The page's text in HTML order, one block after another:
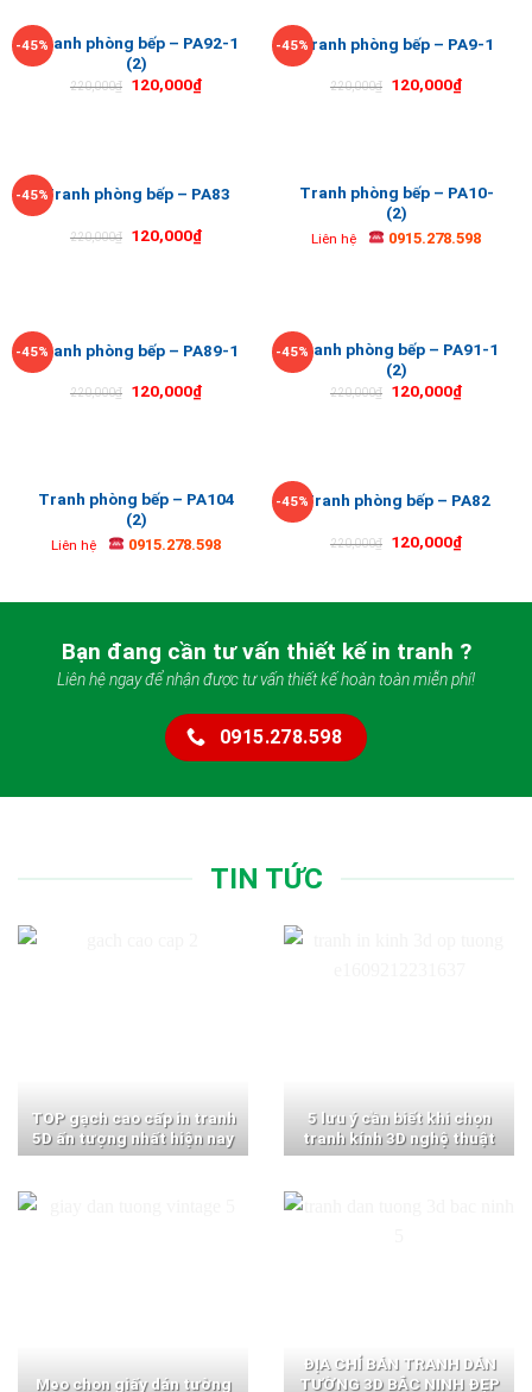
-45%Tranh phòng bếp – PA92-1
(2)
220,000₫ 120,000₫
-45%Tranh phòng bếp – PA9-1
220,000₫ 120,000₫
-45%Tranh phòng bếp – PA83
220,000₫ 120,000₫
Tranh phòng bếp – PA10-
(2)
Liên hệ 0915.278.598
-45%Tranh phòng bếp – PA89-1
220,000₫ 120,000₫
-45%Tranh phòng bếp – PA91-1
(2)
220,000₫ 120,000₫
Tranh phòng bếp – PA104
(2)
Liên hệ 0915.278.598
-45%Tranh phòng bếp – PA82
220,000₫ 120,000₫
Bạn đang cần tư vấn thiết kế in tranh ?
Liên hệ ngay để nhận được tư vấn thiết kế hoàn toàn miễn phí!
0915.278.598
TIN TỨC
TOP gạch cao cấp in tranh
5D ấn tượng nhất hiện nay
5 lưu ý cần biết khi chọn
tranh kính 3D nghệ thuật
Mẹo chọn giấy dán tường
ĐỊA CHỈ BÁN TRANH DÁN
TƯỜNG 3D BẮC NINH ĐẸP